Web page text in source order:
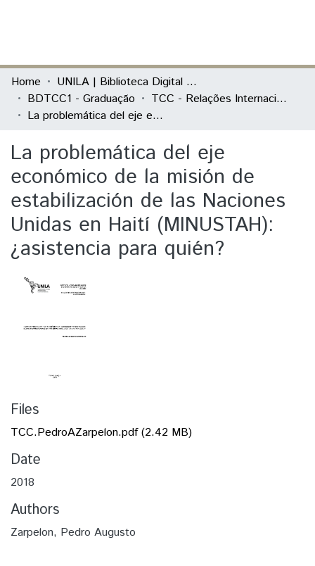
Communities & Collections
All of DSpace
Home
UNILA | Biblioteca Digital de Trabalhos de Conclusão de Curso
BDTCC1 - Graduação
TCC - Relações Internacionais e Integração
La problemática del eje económico de la misión de estabilización de las Naciones Unidas en Haití (MINUSTAH): ¿asistencia para quién?
La problemática del eje
económico de la misión de
estabilización de las Naciones
Unidas en Haití (MINUSTAH):
¿asistencia para quién?
Files
TCC.PedroAZarpelon.pdf(2.42 MB)
Date
2018
Authors
Zarpelon, Pedro Augusto